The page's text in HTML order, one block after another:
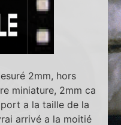
2mm, hors
miniature, 2mm ca
a la taille de la
arrivé a la moitié